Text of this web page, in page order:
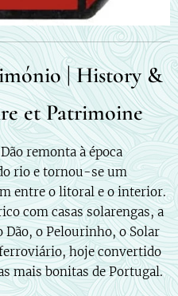
| History &
et Patrimoine
remonta à época
rio e tornou-se um
entre o litoral e o interior.
com casas solarengas, a
o Pelourinho, o Solar
hoje convertido
mais bonitas de Portugal.